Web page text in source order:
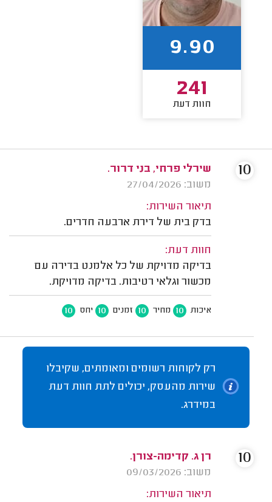
9.90
241
חוות דעת
שירלי פרחי, בני דרור.
משוב: 27/04/2026
תיאור השירות:
בדק בית של דירת ארבעה חדרים.
חוות דעת:
בדיקה מדויקת של כל אלמנט בדירה עם
מכשור וגלאי רטיבות. בדיקה מדויקת.
איכות 10 מחיר 10 זמנים 10 יחס 10
10
רק לקוחות רשומים ומאומתים, שקיבלו
שירות מהעסק, יכולים לתת חוות דעת
במידרג.
רן ג. קדימה-צורן.
משוב: 09/03/2026
תיאור השירות:
10